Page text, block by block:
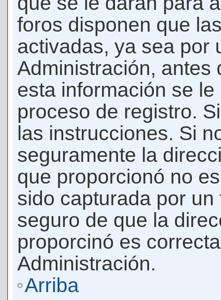
foros disponen que
activadas, ya sea por
Administración, antes
esta información se
proceso de registro.
las instrucciones. Si
seguramente la
que proporcionó no
sido capturada por
seguro de que la
proporcinó es
Administración.
Arriba